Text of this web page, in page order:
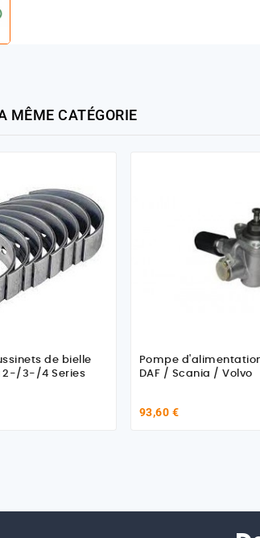
MÊME CATÉGORIE
de bielle
2-/3-/4 Series
Pompe
DAF / Scania / Volvo
93,60 €